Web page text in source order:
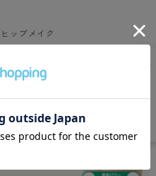
ヒップメイク
ート丈
¥1,650（税込）